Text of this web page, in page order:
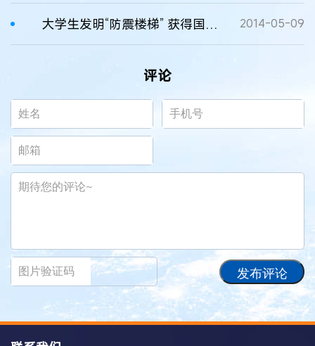
大学生发明“防震楼梯” 获得国家专利 2014-05-09
评论
发布评论